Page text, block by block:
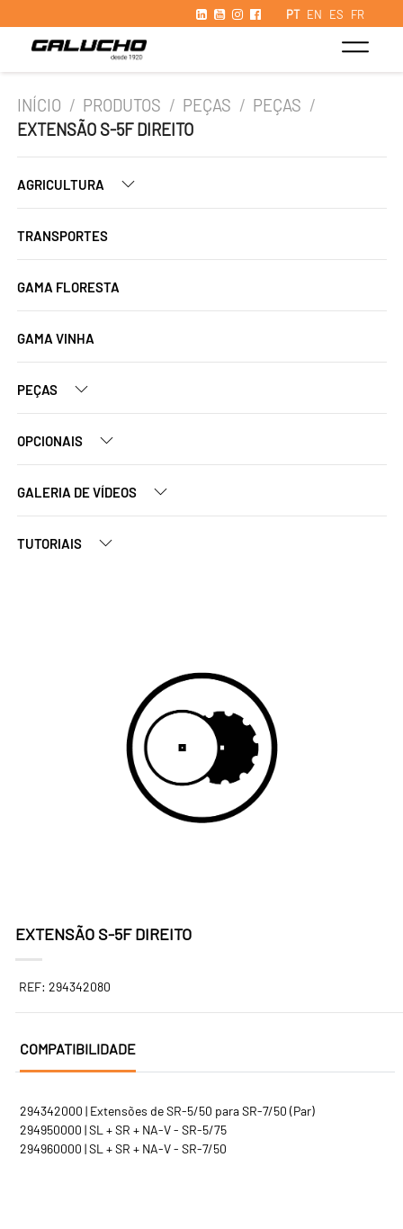
PT EN ES FR
INÍCIO / PRODUTOS / PEÇAS / PEÇAS /
EXTENSÃO S-5F DIREITO
AGRICULTURA
TRANSPORTES
GAMA FLORESTA
GAMA VINHA
PEÇAS
OPCIONAIS
GALERIA DE VÍDEOS
TUTORIAIS
EXTENSÃO S-5F DIREITO
REF: 294342080
COMPATIBILIDADE
294342000 | Extensões de SR-5/50 para SR-7/50 (Par)
294950000 | SL + SR + NA-V - SR-5/75
294960000 | SL + SR + NA-V - SR-7/50